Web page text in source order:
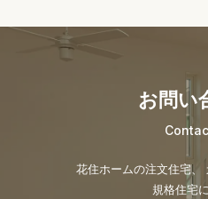
お問い
花住ホームの注文住宅、
規格住宅